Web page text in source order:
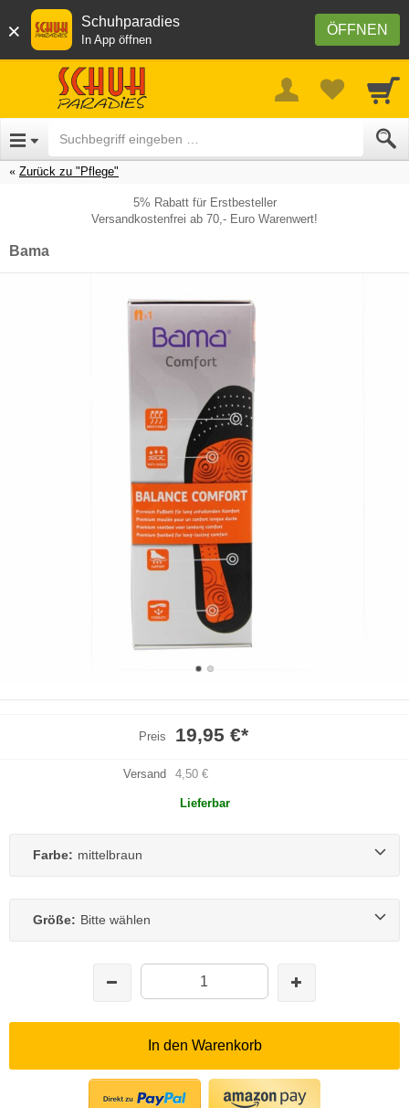
× ÖFFNEN
Schuhparadies
In App öffnen
Zurück zu "Pflege"
5% Rabatt für Erstbesteller
Versandkostenfrei ab 70,- Euro Warenwert!
Bama
Preis 19,95 €*
Versand 4,50 €
Lieferbar
Farbe: mittelbraun
Größe: Bitte wählen
In den Warenkorb